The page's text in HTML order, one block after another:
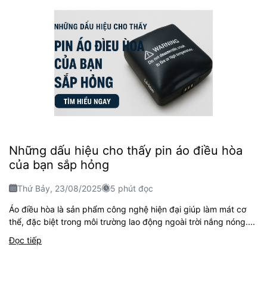
Những dấu hiệu cho thấy pin áo điều hòa
của bạn sắp hỏng
Thứ Bảy, 23/08/2025 5 phút đọc
Áo điều hòa là sản phẩm công nghệ hiện đại giúp làm mát cơ
thể, đặc biệt trong môi trường lao động ngoài trời nắng nóng....
Đọc tiếp